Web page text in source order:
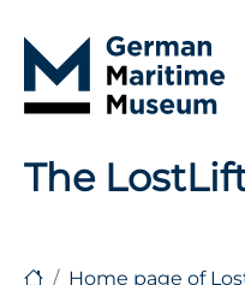
The
Home page of